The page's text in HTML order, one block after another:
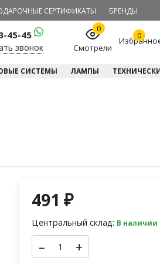
СЕРТИФИКАТЫ БРЕНДЫ
45-45
звонок
0
Смотрели
0
СИСТЕМЫ ЛАМПЫ
491₽
Центральный склад: В наличии
– +